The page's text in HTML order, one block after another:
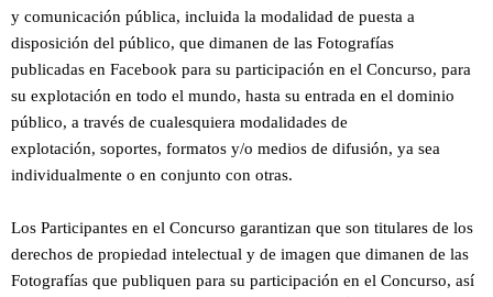
y comunicación pública, incluida la modalidad de puesta a
disposición del público, que dimanen de las Fotografías
publicadas en Facebook para su participación en el Concurso, para
su explotación en todo el mundo, hasta su entrada en el dominio
público, a través de cualesquiera modalidades de
explotación, soportes, formatos y/o medios de difusión, ya sea
individualmente o en conjunto con otras.
Los Participantes en el Concurso garantizan que son titulares de los
derechos de propiedad intelectual y de imagen que dimanen de las
Fotografías que publiquen para su participación en el Concurso, así